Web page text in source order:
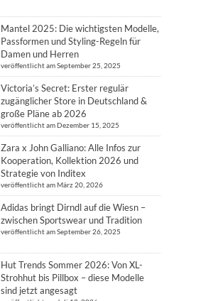
Mantel 2025: Die wichtigsten Modelle,
Passformen und Styling-Regeln für
Damen und Herren
veröffentlicht am September 25, 2025
Victoria’s Secret: Erster regulär
zugänglicher Store in Deutschland &
große Pläne ab 2026
veröffentlicht am Dezember 15, 2025
Zara x John Galliano: Alle Infos zur
Kooperation, Kollektion 2026 und
Strategie von Inditex
veröffentlicht am März 20, 2026
Adidas bringt Dirndl auf die Wiesn –
zwischen Sportswear und Tradition
veröffentlicht am September 26, 2025
Hut Trends Sommer 2026: Von XL-
Strohhut bis Pillbox – diese Modelle
sind jetzt angesagt